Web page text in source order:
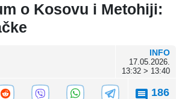
o Kosovu i Metohiji:
INFO
17.05.2026.
13:32 > 13:40
186